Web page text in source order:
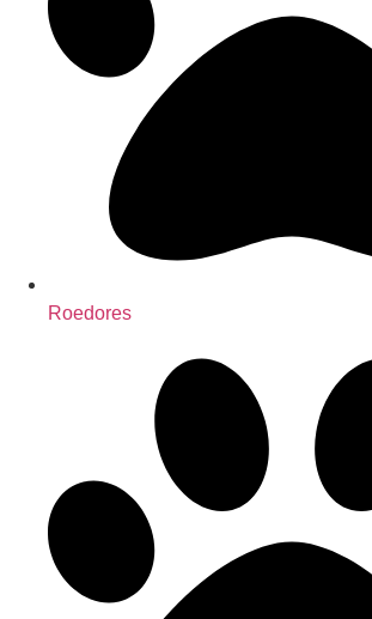
Roedores